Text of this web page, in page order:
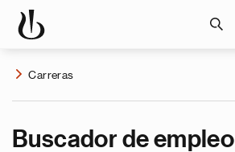
Carreras
Buscador de empleo